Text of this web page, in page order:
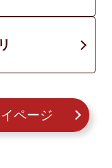
ページ